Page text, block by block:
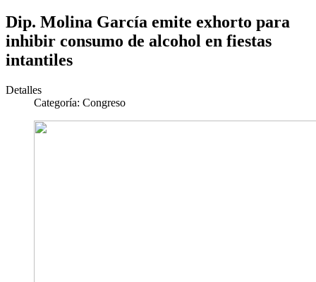
Dip. Molina García emite exhorto para
inhibir consumo de alcohol en fiestas
intantiles
Detalles
Categoría: Congreso